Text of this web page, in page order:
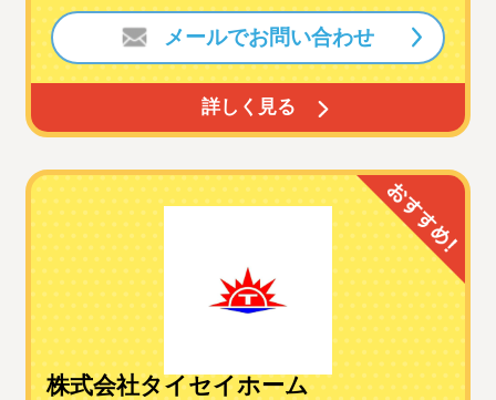
詳しく見る
メールでお問い合わせ
株式会社タイセイホーム